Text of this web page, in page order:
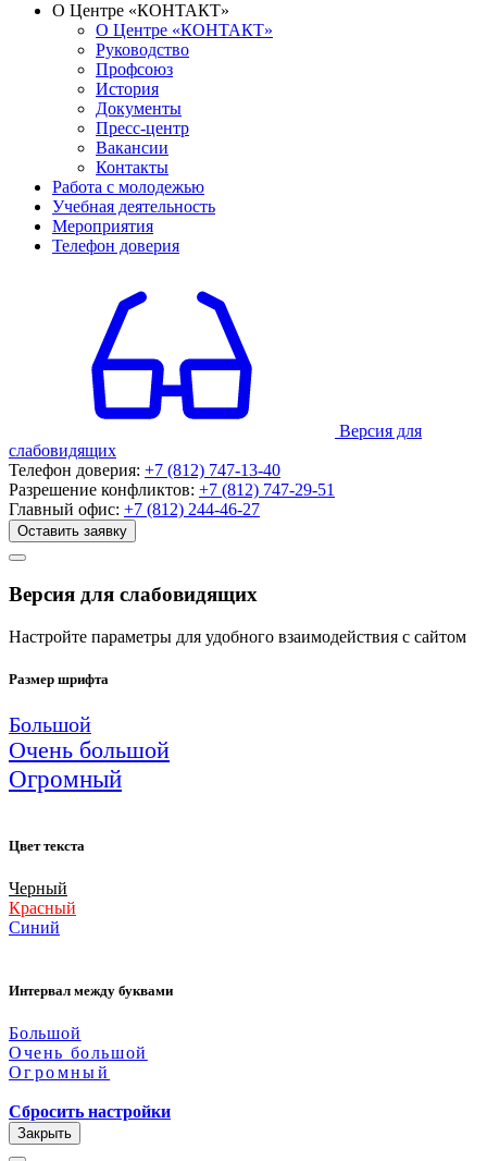
О Центре «КОНТАКТ»
О Центре «КОНТАКТ»
Руководство
Профсоюз
История
Документы
Пресс-центр
Вакансии
Контакты
Работа с молодежью
Учебная деятельность
Мероприятия
Телефон доверия
Версия для
слабовидящих
Телефон доверия: +7 (812) 747-13-40
Разрешение конфликтов: +7 (812) 747-29-51
Главный офис: +7 (812) 244-46-27
Оставить заявку
Версия для слабовидящих
Настройте параметры для удобного взаимодействия с сайтом
Размер шрифта
Большой
Очень большой
Огромный
Цвет текста
Черный
Красный
Синий
Интервал между буквами
Большой
Очень большой
Огромный
Сбросить настройки
Закрыть